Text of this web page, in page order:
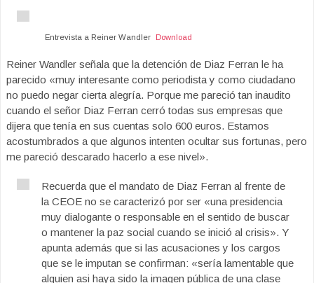
Entrevista a Reiner Wandler Download
Reiner Wandler señala que la detención de Diaz Ferran le ha
parecido «muy interesante como periodista y como ciudadano
no puedo negar cierta alegría. Porque me pareció tan inaudito
cuando el señor Diaz Ferran cerró todas sus empresas que
dijera que tenía en sus cuentas solo 600 euros. Estamos
acostumbrados a que algunos intenten ocultar sus fortunas, pero
me pareció descarado hacerlo a ese nivel».
Recuerda que el mandato de Diaz Ferran al frente de
la CEOE no se caracterizó por ser «una presidencia
muy dialogante o responsable en el sentido de buscar
o mantener la paz social cuando se inició al crisis». Y
apunta además que si las acusaciones y los cargos
que se le imputan se confirman: «sería lamentable que
alguien asi haya sido la imagen pública de una clase